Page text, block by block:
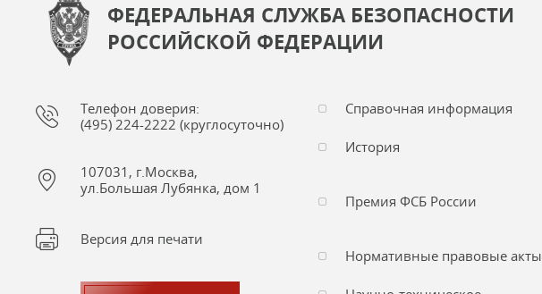
ФЕДЕРАЛЬНАЯ СЛУЖБА БЕЗОПАСНОСТИ
РОССИЙСКОЙ ФЕДЕРАЦИИ
Телефон доверия:
(495) 224-2222 (круглосуточно)
107031, г.Москва,
ул.Большая Лубянка, дом 1
Версия для печати
Справочная информация
История
Премия ФСБ России
Нормативные правовые акты